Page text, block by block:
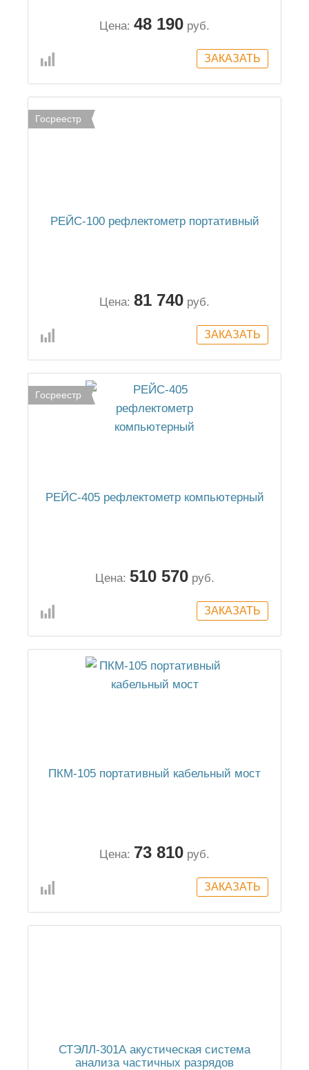
Цена: 48 190 руб.
Госреестр
РЕЙС-100 рефлектометр портативный
Цена: 81 740 руб.
Госреестр
РЕЙС-405 рефлектометр компьютерный
Цена: 510 570 руб.
ПКМ-105 портативный кабельный мост
Цена: 73 810 руб.
СТЭЛЛ-301А акустическая cистема
анализа частичных разрядов